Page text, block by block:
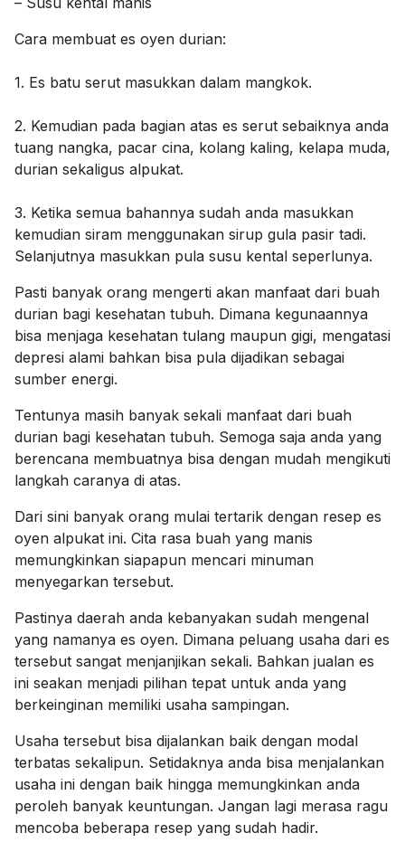
Cara membuat es oyen durian:
1. Es batu serut masukkan dalam mangkok.
2. Kemudian pada bagian atas es serut sebaiknya anda
tuang nangka, pacar cina, kolang kaling, kelapa muda,
durian sekaligus alpukat.
3. Ketika semua bahannya sudah anda masukkan
kemudian siram menggunakan sirup gula pasir tadi.
Selanjutnya masukkan pula susu kental seperlunya.
Pasti banyak orang mengerti akan manfaat dari buah
durian bagi kesehatan tubuh. Dimana kegunaannya
bisa menjaga kesehatan tulang maupun gigi, mengatasi
depresi alami bahkan bisa pula dijadikan sebagai
sumber energi.
Tentunya masih banyak sekali manfaat dari buah
durian bagi kesehatan tubuh. Semoga saja anda yang
berencana membuatnya bisa dengan mudah mengikuti
langkah caranya di atas.
Dari sini banyak orang mulai tertarik dengan resep es
oyen alpukat ini. Cita rasa buah yang manis
memungkinkan siapapun mencari minuman
menyegarkan tersebut.
Pastinya daerah anda kebanyakan sudah mengenal
yang namanya es oyen. Dimana peluang usaha dari es
tersebut sangat menjanjikan sekali. Bahkan jualan es
ini seakan menjadi pilihan tepat untuk anda yang
berkeinginan memiliki usaha sampingan.
Usaha tersebut bisa dijalankan baik dengan modal
terbatas sekalipun. Setidaknya anda bisa menjalankan
usaha ini dengan baik hingga memungkinkan anda
peroleh banyak keuntungan. Jangan lagi merasa ragu
mencoba beberapa resep yang sudah hadir.